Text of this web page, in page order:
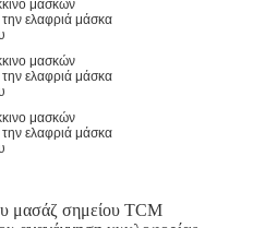
μασάζ σημείου TCM